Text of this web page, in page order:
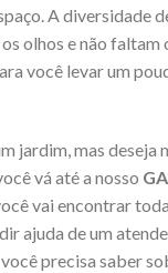
A diversidade
olhos e não
você levar um
jardim, mas deseja
vá até a nosso
vai encontrar
ajuda de um
precisa saber